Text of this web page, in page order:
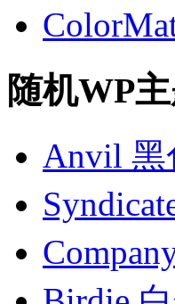
随机WP
Anvil 黑